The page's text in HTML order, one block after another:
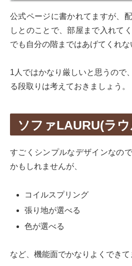
公式ページに書かれてますが、
しとのことで、部屋まで入れて
でも自分の階まではあげてくれな
1人ではかなり厳しいと思うので
る段取りは考えておきましょう。
ソファLAURU(ラ
すごくシンプルなデザインなの
かもしれませんが、
コイルスプリング
張り地が選べる
色が選べる
など、機能面でかなりよくできて